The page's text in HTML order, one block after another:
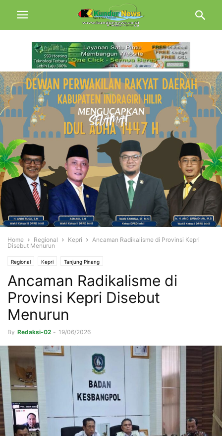
Home Regional Kepri
Ancaman Radikalisme di Provinsi Kepri
Disebut Menurun
Regional Kepri Tanjung Pinang
Ancaman Radikalisme di
Provinsi Kepri Disebut
Menurun
By Redaksi-02 - 19/06/2026